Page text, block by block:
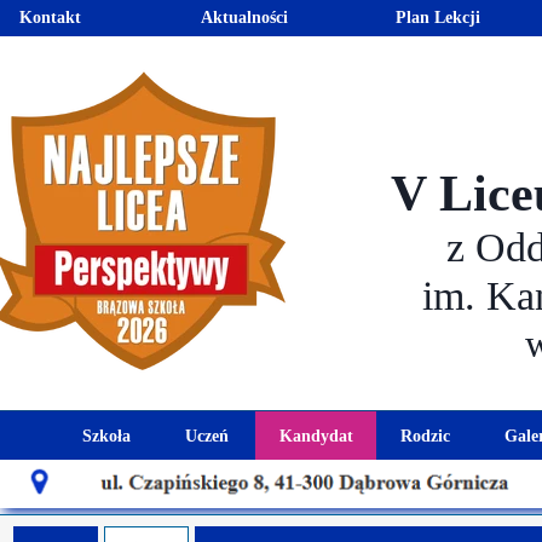
Rodzic
Harmonogram
Rada
Szkoła
Historia szkoły
Patron szkoły
Uczeń
Kalendarz roku szkolnego
Wymagania edukacyjne
Kandydat
Aktualności dla
Oferta edukacyjna
V
z
im.
Plan Lekcji
Aktualności
Kontakt